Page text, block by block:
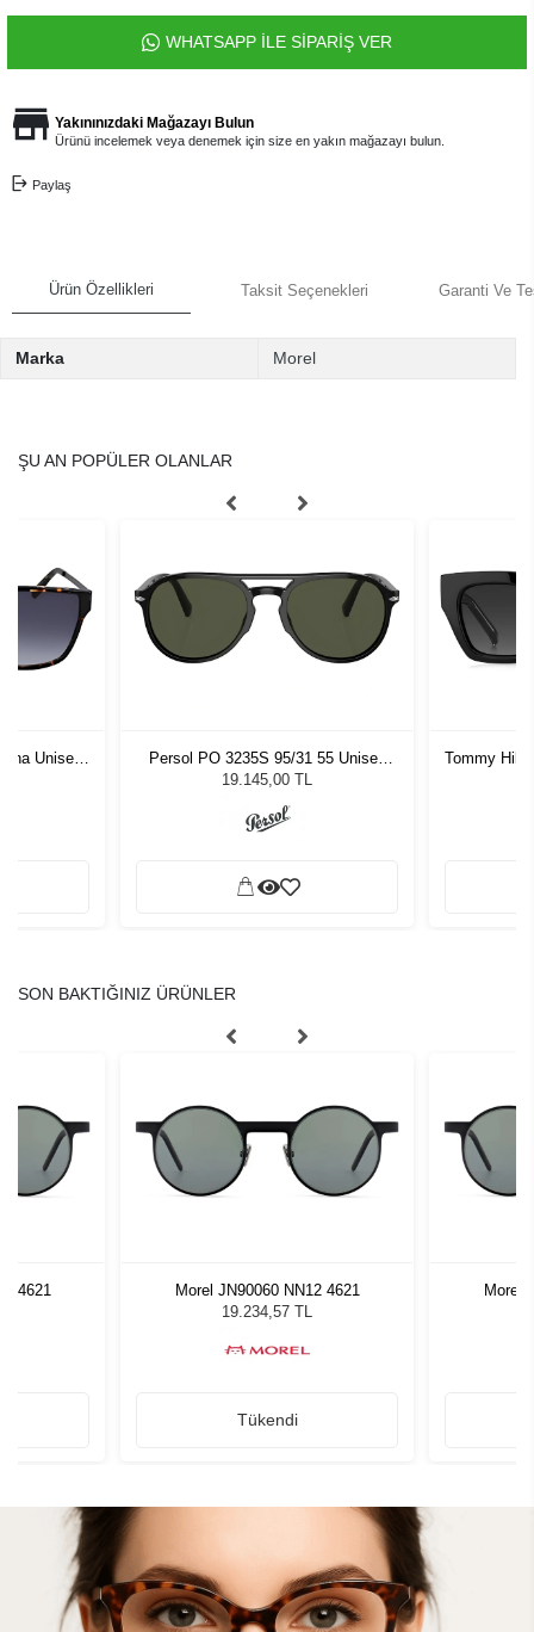
WHATSAPP İLE SİPARİŞ VER
Yakınınızdaki Mağazayı Bulun
Ürünü incelemek veya denemek için size en yakın mağazayı bulun.
Paylaş
Ürün Özellikleri Taksit Seçenekleri Garanti Ve
Marka Morel
ŞU AN POPÜLER OLANLAR
Unisex
Persol PO 3235S 95/31 55 Unisex
Güneş Gözlüğü
19.145,00 TL
Tommy
SON BAKTIĞINIZ ÜRÜNLER
4621
Morel JN90060 NN12 4621
19.234,57 TL
Tükendi
Morel